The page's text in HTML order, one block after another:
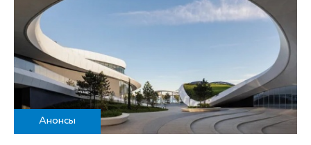
Анонсы